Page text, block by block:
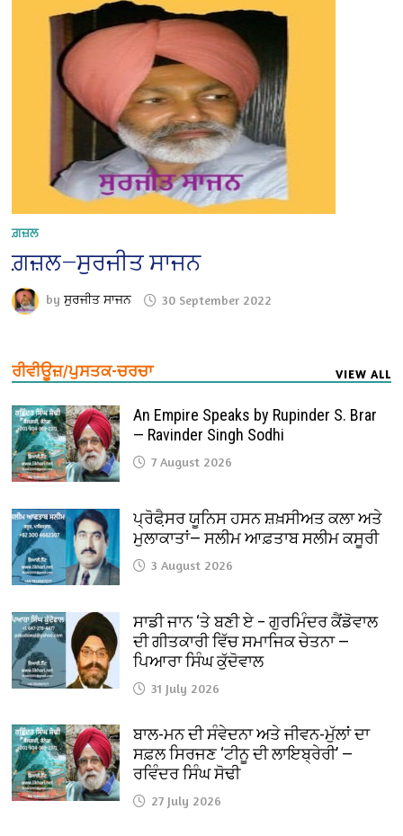
ਗ਼ਜ਼ਲ
ਗ਼ਜ਼ਲ—ਸੁਰਜੀਤ ਸਾਜਨ
byਸੁਰਜੀਤ ਸਾਜਨ 30 September 2022
ਰੀਵੀਊਜ਼/ਪੁਸਤਕ-ਚਰਚਾ VIEW ALL
An Empire Speaks by Rupinder S. Brar
— Ravinder Singh Sodhi
7 August 2026
ਪ੍ਰੋਫੈ਼ਸਰ ਯੂਨਿਸ ਹਸਨ ਸ਼ਖ਼ਸੀਅਤ ਕਲਾ ਅਤੇ
ਮੁਲਾਕਾਤਾਂ— ਸਲੀਮ ਆਫ਼ਤਾਬ ਸਲੀਮ ਕਸੂਰੀ
3 August 2026
ਸਾਡੀ ਜਾਨ ‘ਤੇ ਬਣੀ ਏ – ਗੁਰਮਿੰਦਰ ਕੈਂਡੋਵਾਲ
ਦੀ ਗੀਤਕਾਰੀ ਵਿੱਚ ਸਮਾਜਿਕ ਚੇਤਨਾ —
ਪਿਆਰਾ ਸਿੰਘ ਕੁੱਦੋਵਾਲ
31 July 2026
ਬਾਲ-ਮਨ ਦੀ ਸੰਵੇਦਨਾ ਅਤੇ ਜੀਵਨ-ਮੁੱਲਾਂ ਦਾ
ਸਫ਼ਲ ਸਿਰਜਣ ‘ਟੀਨੂ ਦੀ ਲਾਇਬ੍ਰੇਰੀ’ —
ਰਵਿੰਦਰ ਸਿੰਘ ਸੋਢੀ
27 July 2026